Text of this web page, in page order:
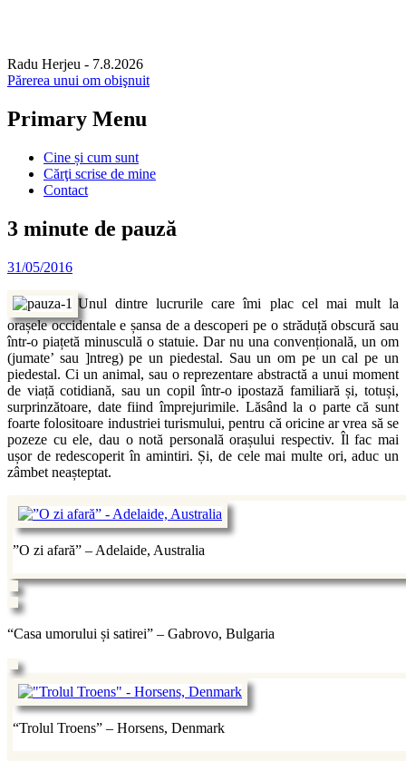
Radu Herjeu - 7.8.2026
Părerea unui om obişnuit
Primary Menu
Skip
content
Cine și cum sunt
Cărţi scrise de mine
Contact
3 minute de pauză
31/05/2016
Unul dintre lucrurile care îmi plac cel mai mult la
orașele occidentale e șansa de a descoperi pe o străduță obscură sau
într-o piațetă minusculă o statuie. Dar nu una convențională, un om
(jumate’ sau ]ntreg) pe un piedestal. Sau un om pe un cal pe un
piedestal. Ci un animal, sau o reprezentare abstractă a unui moment
de viață cotidiană, sau un copil într-o ipostază familiară și, totuși,
surprinzătoare, date fiind împrejurimile. Lăsând la o parte că sunt
foarte folositoare industriei turismului, pentru că oricine ar vrea să se
pozeze cu ele, dau o notă personală orașului respectiv. Îl fac mai
ușor de redescoperit în amintiri. Și, de cele mai multe ori, aduc un
zâmbet neașteptat.
”O zi afară” – Adelaide, Australia
“Casa umorului și satirei” – Gabrovo, Bulgaria
“Trolul Troens” – Horsens, Denmark